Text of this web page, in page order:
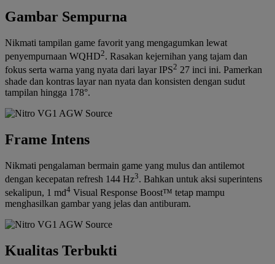
Gambar Sempurna
Nikmati tampilan game favorit yang mengagumkan lewat
penyempurnaan WQHD2. Rasakan kejernihan yang tajam dan
fokus serta warna yang nyata dari layar IPS2 27 inci ini. Pamerkan
shade dan kontras layar nan nyata dan konsisten dengan sudut
tampilan hingga 178°.
Frame Intens
Nikmati pengalaman bermain game yang mulus dan antilemot
dengan kecepatan refresh 144 Hz3. Bahkan untuk aksi superintens
sekalipun, 1 md4 Visual Response Boost™ tetap mampu
menghasilkan gambar yang jelas dan antiburam.
Kualitas Terbukti